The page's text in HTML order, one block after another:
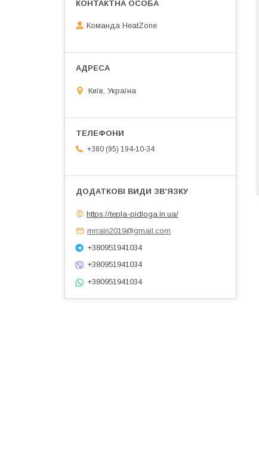
Команда HeatZone
Київ, Україна
+380 (95) 194-10-34
https://tepla-pidloga.in.ua/
mrrain2019@gmail.com
+380951941034
+380951941034
+380951941034